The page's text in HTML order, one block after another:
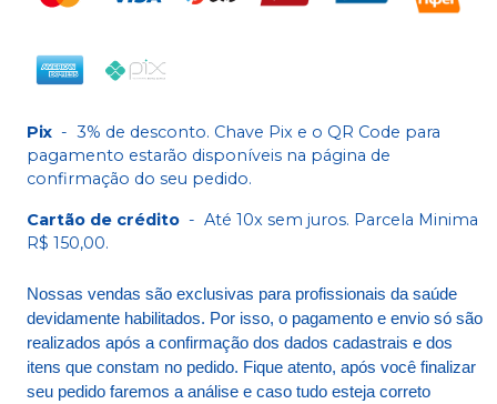
Pix - 3% de desconto. Chave Pix e o QR Code para
pagamento estarão disponíveis na página de
confirmação do seu pedido.
Cartão de crédito - Até 10x sem juros. Parcela Minima
R$ 150,00.
Nossas vendas são exclusivas para profissionais da saúde
devidamente habilitados. Por isso, o pagamento e envio só são
realizados após a confirmação dos dados cadastrais e dos
itens que constam no pedido. Fique atento, após você finalizar
seu pedido faremos a análise e caso tudo esteja correto